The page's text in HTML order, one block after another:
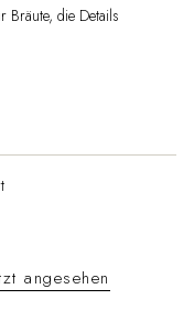
Bräute, die Details
angesehen